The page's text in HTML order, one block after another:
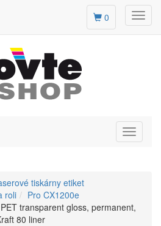
0
Toggle
tiskárny etiket
roli
Pro CX1200e
transparent gloss, permanent,
80 liner